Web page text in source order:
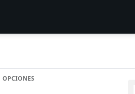
OPCIONES